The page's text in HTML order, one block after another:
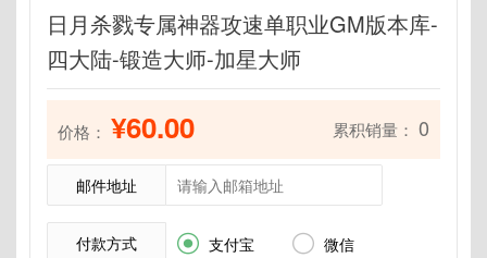
日月杀戮专属神器攻速单职业GM版本库-
四大陆-锻造大师-加星大师
价格： ¥60.00 累积销量： 0
邮件地址
付款方式  支付宝  微信